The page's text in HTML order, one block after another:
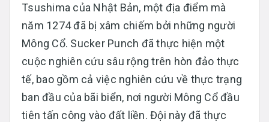
Tsushima của Nhật Bản, một địa điểm mà
năm 1274 đã bị xâm chiếm bởi những người
Mông Cổ. Sucker Punch đã thực hiện một
cuộc nghiên cứu sâu rộng trên hòn đảo thực
tế, bao gồm cả việc nghiên cứu về thực trạng
ban đầu của bãi biển, nơi người Mông Cổ đầu
tiên tấn công vào đất liền. Đội này đã thực